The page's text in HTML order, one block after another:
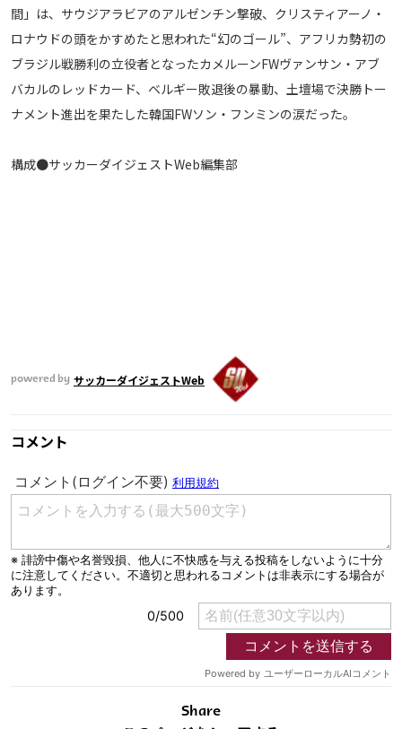
間」は、サウジアラビアのアルゼンチン撃破、クリスティアーノ・
ロナウドの頭をかすめたと思われた“幻のゴール”、アフリカ勢初の
ブラジル戦勝利の立役者となったカメルーンFWヴァンサン・アブ
バカルのレッドカード、ベルギー敗退後の暴動、土壇場で決勝トー
ナメント進出を果たした韓国FWソン・フンミンの涙だった。
構成●サッカーダイジェストWeb編集部
powered by サッカーダイジェストWeb
コメント
Share